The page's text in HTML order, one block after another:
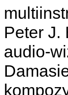
Peter J.
audio-